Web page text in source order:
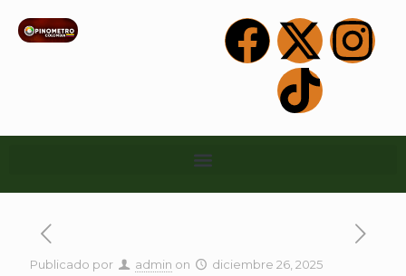
Publicado por admin on diciembre 26, 2025